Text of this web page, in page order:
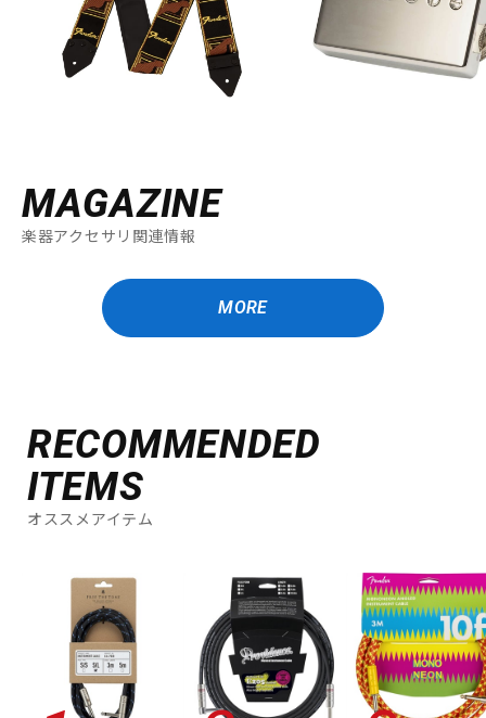
MAGAZINE
楽器アクセサリ関連情報
MORE
RECOMMENDED
ITEMS
オススメアイテム